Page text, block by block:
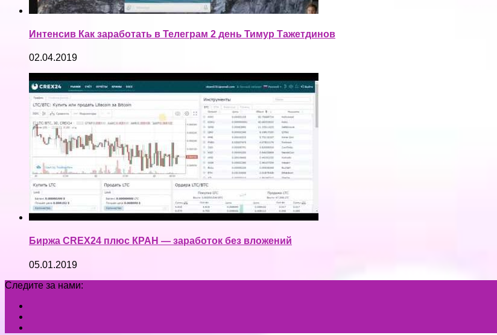
Интенсив Как заработать в Телеграм 2 день Тимур Тажетдинов
02.04.2019
Биржа CREX24 плюс КРАН — заработок без вложений
05.01.2019
Следите за нами: